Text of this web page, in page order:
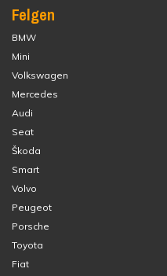
Felgen
BMW
Mini
Volkswagen
Mercedes
Audi
Seat
Škoda
Smart
Volvo
Peugeot
Porsche
Toyota
Fiat